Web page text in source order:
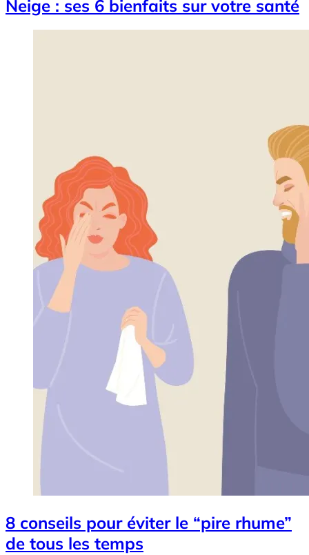
Neige : ses 6 bienfaits sur votre santé
8 conseils pour éviter le “pire rhume”
de tous les temps